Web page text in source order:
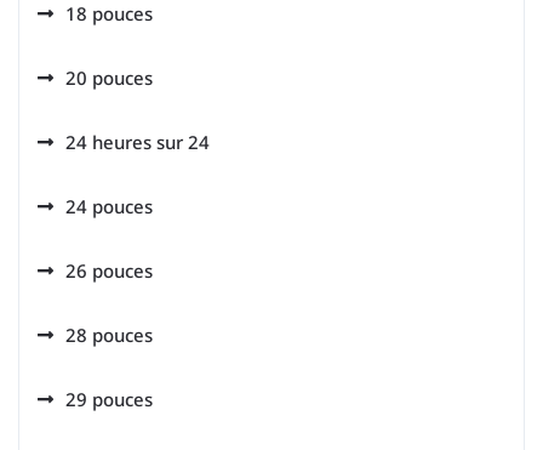
18 pouces
20 pouces
24 heures sur 24
24 pouces
26 pouces
28 pouces
29 pouces